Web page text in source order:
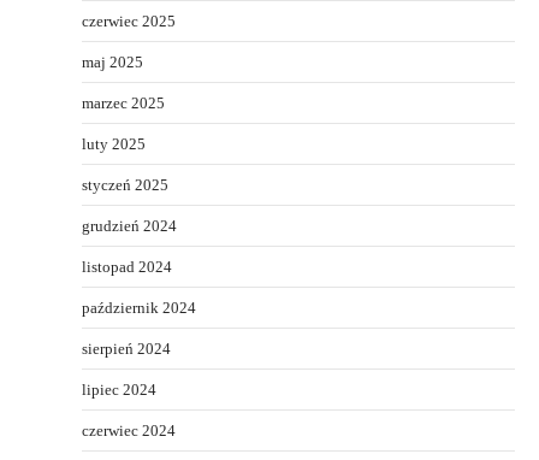
czerwiec 2025
maj 2025
marzec 2025
luty 2025
styczeń 2025
grudzień 2024
listopad 2024
październik 2024
sierpień 2024
lipiec 2024
czerwiec 2024